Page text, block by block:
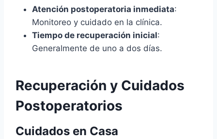
Atención postoperatoria inmediata:
Monitoreo y cuidado en la clínica.
Tiempo de recuperación inicial:
Generalmente de uno a dos días.
Recuperación y Cuidados
Postoperatorios
Cuidados en Casa